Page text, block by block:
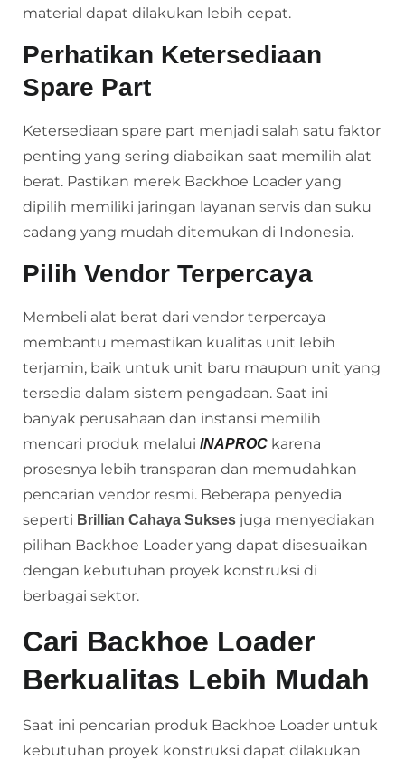
material dapat dilakukan lebih cepat.
Perhatikan Ketersediaan
Spare Part
Ketersediaan spare part menjadi salah satu faktor
penting yang sering diabaikan saat memilih alat
berat. Pastikan merek Backhoe Loader yang
dipilih memiliki jaringan layanan servis dan suku
cadang yang mudah ditemukan di Indonesia.
Pilih Vendor Terpercaya
Membeli alat berat dari vendor terpercaya
membantu memastikan kualitas unit lebih
terjamin, baik untuk unit baru maupun unit yang
tersedia dalam sistem pengadaan. Saat ini
banyak perusahaan dan instansi memilih
mencari produk melalui INAPROC karena
prosesnya lebih transparan dan memudahkan
pencarian vendor resmi. Beberapa penyedia
seperti Brillian Cahaya Sukses juga menyediakan
pilihan Backhoe Loader yang dapat disesuaikan
dengan kebutuhan proyek konstruksi di
berbagai sektor.
Cari Backhoe Loader
Berkualitas Lebih Mudah
Saat ini pencarian produk Backhoe Loader untuk
kebutuhan proyek konstruksi dapat dilakukan